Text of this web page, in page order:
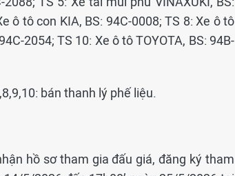
ô tô con KIA, BS: 94C-0008; TS 8: Xe ô tô
2054; TS 10: Xe ô tô TOYOTA, BS: 94B-
bán thanh lý phế liệu.
hồ sơ tham gia đấu giá, đăng ký tham